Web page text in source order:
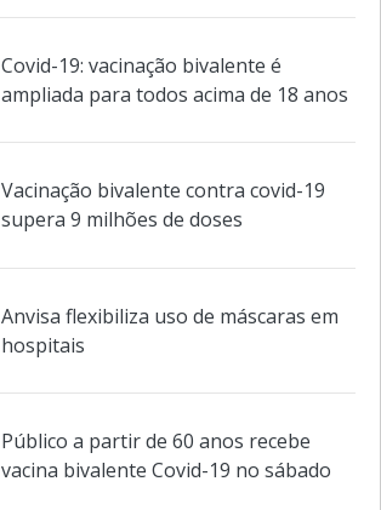
a longo prazo
ampliada para todos acima de 18 anos
supera 9 milhões de doses
hospitais